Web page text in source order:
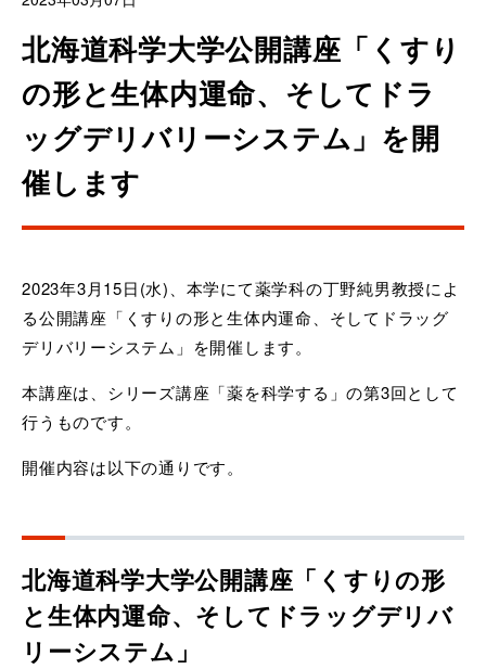
北海道科学大学公開講座「くすり
の形と生体内運命、そしてドラ
ッグデリバリーシステム」を開
催します
2023年3月15日(水)、本学にて薬学科の丁野純男教授によ
る公開講座「くすりの形と生体内運命、そしてドラッグ
デリバリーシステム」を開催します。
本講座は、シリーズ講座「薬を科学する」の第3回として
行うものです。
開催内容は以下の通りです。
北海道科学大学公開講座「くすりの形
と生体内運命、そしてドラッグデリバ
リーシステム」